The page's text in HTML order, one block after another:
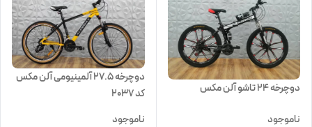
دوچرخه 24 تاشو آلن مکس
ناموجود
دوچرخه 27.5 آلمینیومی آلن مکس
کد 2037
ناموجود